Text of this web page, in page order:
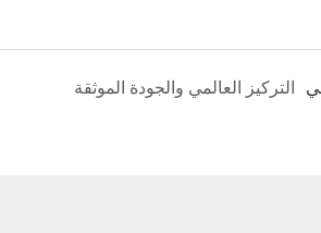
التركيز العالمي والجودة الموثقة